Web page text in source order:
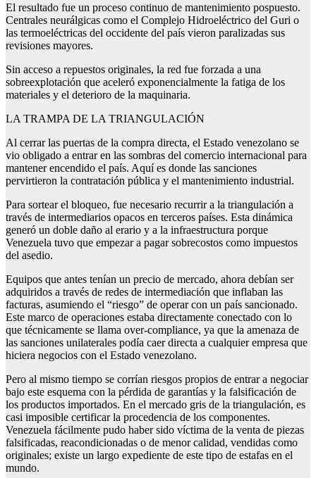
El resultado fue un proceso continuo de mantenimiento pospuesto.
Centrales neurálgicas como el Complejo Hidroeléctrico del Guri o
las termoeléctricas del occidente del país vieron paralizadas sus
revisiones mayores.
Sin acceso a repuestos originales, la red fue forzada a una
sobreexplotación que aceleró exponencialmente la fatiga de los
materiales y el deterioro de la maquinaria.
LA TRAMPA DE LA TRIANGULACIÓN
Al cerrar las puertas de la compra directa, el Estado venezolano se
vio obligado a entrar en las sombras del comercio internacional para
mantener encendido el país. Aquí es donde las sanciones
pervirtieron la contratación pública y el mantenimiento industrial.
Para sortear el bloqueo, fue necesario recurrir a la triangulación a
través de intermediarios opacos en terceros países. Esta dinámica
generó un doble daño al erario y a la infraestructura porque
Venezuela tuvo que empezar a pagar sobrecostos como impuestos
del asedio.
Equipos que antes tenían un precio de mercado, ahora debían ser
adquiridos a través de redes de intermediación que inflaban las
facturas, asumiendo el “riesgo” de operar con un país sancionado.
Este marco de operaciones estaba directamente conectado con lo
que técnicamente se llama over-compliance, ya que la amenaza de
las sanciones unilaterales podía caer directa a cualquier empresa que
hiciera negocios con el Estado venezolano.
Pero al mismo tiempo se corrían riesgos propios de entrar a negociar
bajo este esquema con la pérdida de garantías y la falsificación de
los productos importados. En el mercado gris de la triangulación, es
casi imposible certificar la procedencia de los componentes.
Venezuela fácilmente pudo haber sido víctima de la venta de piezas
falsificadas, reacondicionadas o de menor calidad, vendidas como
originales; existe un largo expediente de este tipo de estafas en el
mundo.